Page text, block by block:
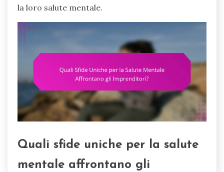
la loro salute mentale.
Quali sfide uniche per la salute
mentale affrontano gli